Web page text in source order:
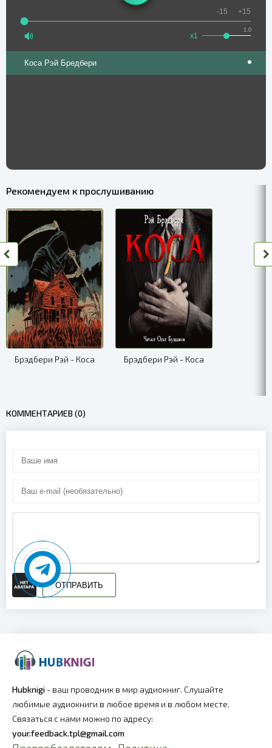
1.0
x1
-15 +15
Коса Рэй Бредбери
Рекомендуем к прослушиванию
Брэдбери Рэй - Коса Брэдбери Рэй - Коса
КОММЕНТАРИЕВ (0)
ОТПРАВИТЬ
Hubknigi - ваш проводник в мир аудиокниг. Слушайте
любимые аудиокниги в любое время и в любом месте.
Связаться с нами можно по адресу:
your.feedback.tpl@gmail.com